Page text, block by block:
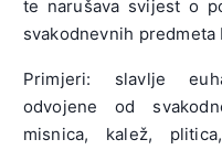
te narušava svijest o
svakodnevnih
Primjeri: slavlje
odvojene od
misnica, kalež,